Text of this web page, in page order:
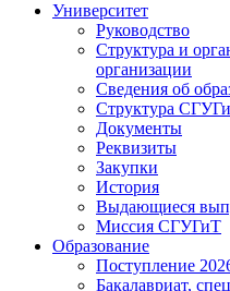
Университет
Руководство
Структура и
организации
Сведения об
Структура
Документы
Реквизиты
Закупки
История
Выдающиеся
Миссия СГУГиТ
Образование
Поступление
Бакалавриат,